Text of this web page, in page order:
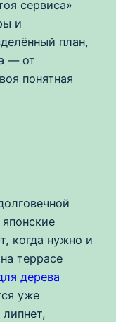
сервиса»
и
план,
— от
понятная
когда нужно и
террасе
дерева
уже